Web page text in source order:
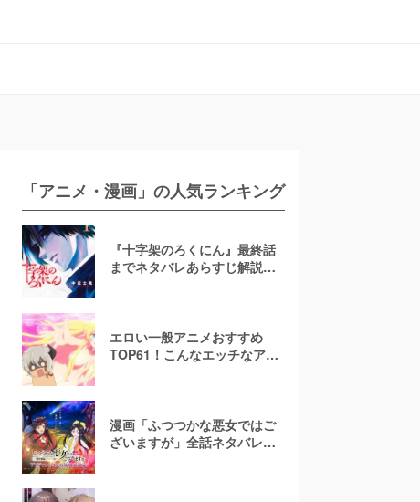
「アニメ・漫画」の人気ランキング
『十字架のろくにん』最終話
までネタバレあらすじ解説！
エロい一般アニメおすすめ
TOP61！こんなエッチなアニ
漫画「ふつつかな悪女ではご
ざいますが」全話ネタバレあ